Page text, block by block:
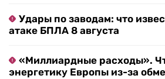
Удары по заводам: что
атаке БПЛА 8 августа
«Миллиардные расходы».
энергетику Европы из-за